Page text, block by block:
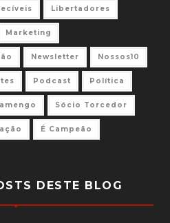
Libertadores
Marketing
Newsletter Nossos10
Podcast Política
Sócio Torcedor
É Campeão
DESTE BLOG